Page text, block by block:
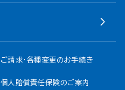
ご請求・各種変更のお手続き
個人賠償責任保険のご案内